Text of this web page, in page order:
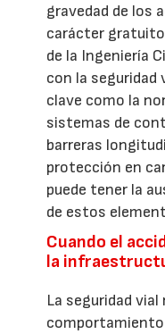
gravedad de los
carácter
de la Ingeniería
con la seguridad
clave como la
sistemas de
barreras
protección en
puede tener la
de estos
Cuando el
la
La seguridad
comportamiento